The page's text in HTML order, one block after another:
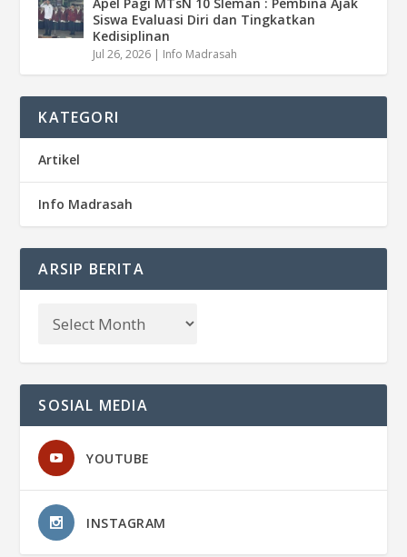
Siswa Evaluasi Diri dan Tingkatkan
Kedisiplinan
Jul 26, 2026 | Info Madrasah
KATEGORI
Artikel
Info Madrasah
ARSIP BERITA
SOSIAL MEDIA
YOUTUBE
INSTAGRAM